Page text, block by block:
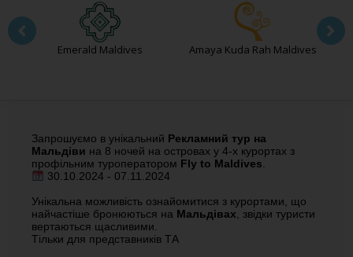
Emerald Maldives Amaya Kuda Rah Maldives
Запрошуємо в унікальний Рекламний тур на
Мальдіви на 8 ночей на островах у 4-х курортах з
профільним туроператором Fly to Maldives
30.10.2024 - 07.11.2024
Унікальна можливість ознайомитися з курортами, що
найчастіше бронюються на Мальдівах , звідки туристи
вертаються щасливими.
Тільки для представників ТА